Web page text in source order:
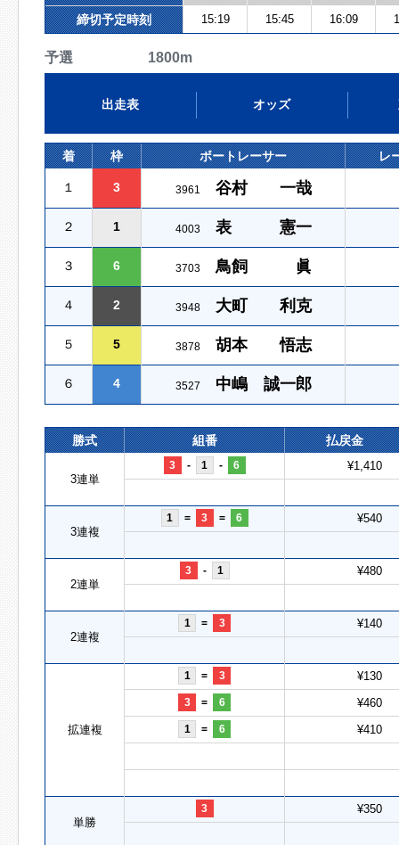
締切予定時刻 15:19 15:45 16:09
予選 1800m
出走表 オッズ
着 枠 ボートレーサー レ
１ 3 3961 谷村 一哉
２ 1 4003 表 憲一
３ 6 3703 鳥飼 眞
４ 2 3948 大町 利克
５ 5 3878 胡本 悟志
６ 4 3527 中嶋 誠一郎
勝式 組番 払戻金
3連単
3 - 1 - 6 ¥1,410
3連複
1 = 3 = 6 ¥540
2連単
3 - 1 ¥480
2連複
1 = 3 ¥140
拡連複
1 = 3 ¥130
3 = 6 ¥460
1 = 6 ¥410
単勝
3 ¥350